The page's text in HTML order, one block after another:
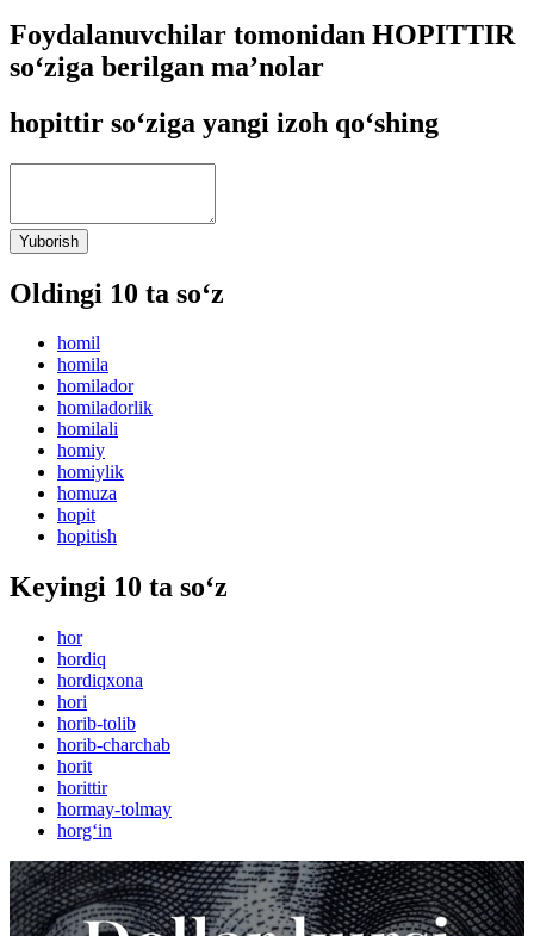
Foydalanuvchilar tomonidan HOPITTIR
so‘ziga berilgan ma’nolar
hopittir so‘ziga yangi izoh qo‘shing
Yuborish
Oldingi 10 ta so‘z
homil
homila
homilador
homiladorlik
homilali
homiy
homiylik
homuza
hopit
hopitish
Keyingi 10 ta so‘z
hor
hordiq
hordiqxona
hori
horib-tolib
horib-charchab
horit
horittir
hormay-tolmay
horg‘in